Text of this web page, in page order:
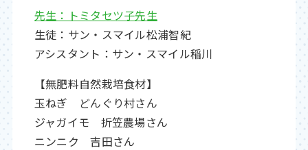
先生：トミタセツ子先生
生徒：サン・スマイル松浦智紀
アシスタント：サン・スマイル稲川
【無肥料自然栽培食材】
玉ねぎ どんぐり村さん
ジャガイモ 折笠農場さん
ニンニク 吉田さん